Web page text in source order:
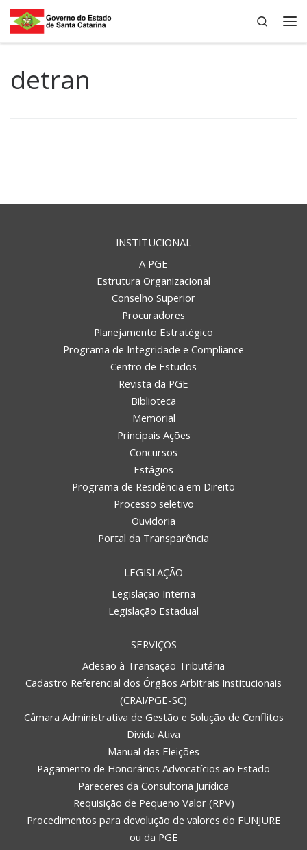
Skip to content
Search
detran
INSTITUCIONAL
A PGE
Estrutura Organizacional
Conselho Superior
Procuradores
Planejamento Estratégico
Programa de Integridade e Compliance
Centro de Estudos
Revista da PGE
Biblioteca
Memorial
Principais Ações
Concursos
Estágios
Programa de Residência em Direito
Processo seletivo
Ouvidoria
Portal da Transparência
LEGISLAÇÃO
Legislação Interna
Legislação Estadual
SERVIÇOS
Adesão à Transação Tributária
Cadastro Referencial dos Órgãos Arbitrais Institucionais
(CRAI/PGE-SC)
Câmara Administrativa de Gestão e Solução de Conflitos
Dívida Ativa
Manual das Eleições
Pagamento de Honorários Advocatícios ao Estado
Pareceres da Consultoria Jurídica
Requisição de Pequeno Valor (RPV)
Procedimentos para devolução de valores do FUNJURE
ou da PGE